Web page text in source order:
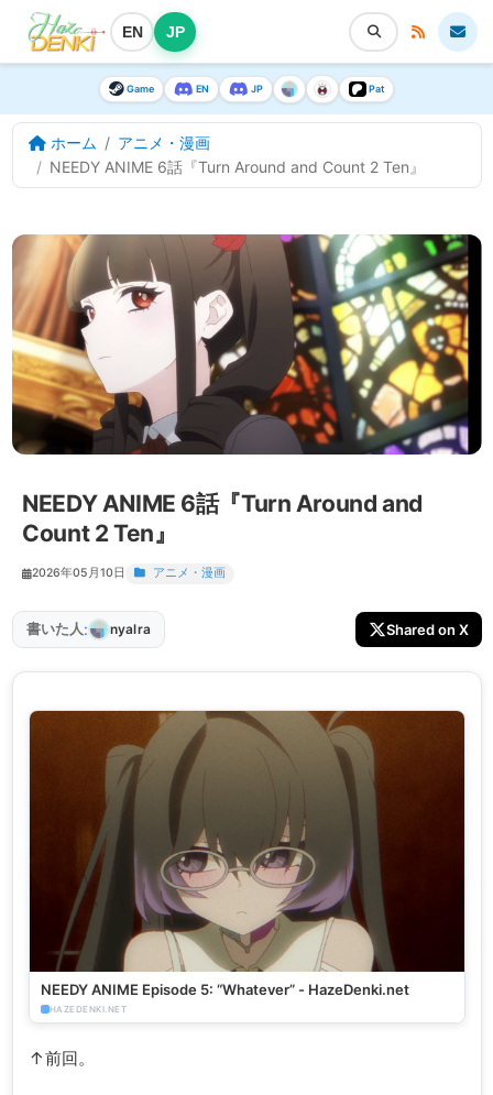
EN JP
Game EN JP Pat
ホーム
アニメ・漫画
NEEDY ANIME 6話『Turn Around and Count 2 Ten』
NEEDY ANIME 6話『Turn Around and
Count 2 Ten』
2026年05月10日 アニメ・漫画
書いた人 : nyalra Shared on X
NEEDY ANIME Episode 5: “Whatever” - HazeDenki.net
HAZEDENKI.NET
↑前回。